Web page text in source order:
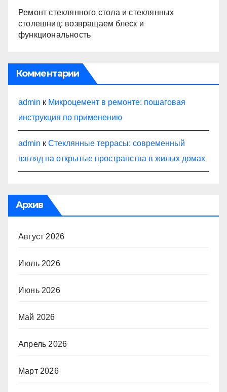
Ремонт стеклянного стола и стеклянных
столешниц: возвращаем блеск и
функциональность
Комментарии
admin к Микроцемент в ремонте: пошаговая
инструкция по применению
admin к Стеклянные террасы: современный
взгляд на открытые пространства в жилых домах
Архив
Август 2026
Июль 2026
Июнь 2026
Май 2026
Апрель 2026
Март 2026